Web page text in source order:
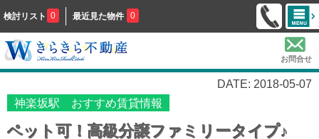
検討リスト 0 最近見た物件 0
お問合せ
DATE: 2018-05-07
神楽坂駅 おすすめ賃貸情報
ペット可！高級分譲ファミリータイプ♪